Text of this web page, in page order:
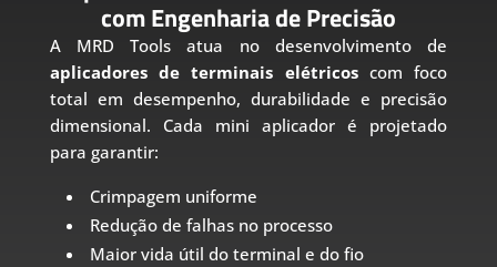
com Engenharia de Precisão
A MRD Tools atua no desenvolvimento de
aplicadores de terminais elétricoscom foco
total em desempenho, durabilidade e precisão
dimensional. Cada mini aplicador é projetado
para garantir:
Crimpagem uniforme
Redução de falhas no processo
Maior vida útil do terminal e do fio